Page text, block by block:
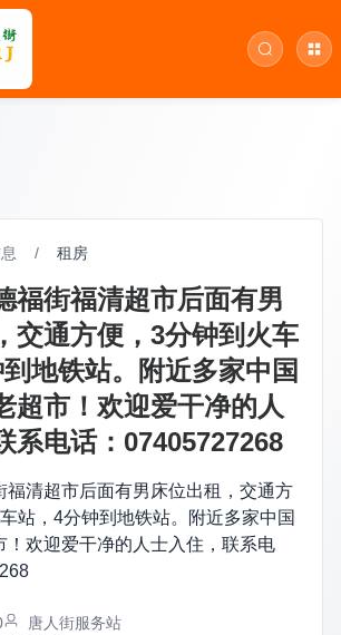
/ 租房
福街福清超市后面有男
交通方便，3分钟到火车
地铁站。附近多家中国
超市！欢迎爱干净的人
系电话：07405727268
福清超市后面有男床位出租，交通方
站，4分钟到地铁站。附近多家中国
！欢迎爱干净的人士入住，联系电
唐人街服务站